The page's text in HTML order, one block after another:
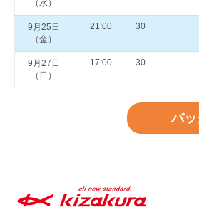
（水）
9月25日
（金）
21:00 30
9月27日
（日）
17:00 30
バ